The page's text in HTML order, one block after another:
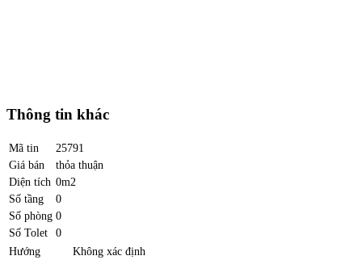
Thông tin khác
Mã tin
25791
Giá bán
thỏa thuận
Diện tích 0m2
Số tầng
0
Số phòng 0
Số Tolet
0
Hướng
Không xác định